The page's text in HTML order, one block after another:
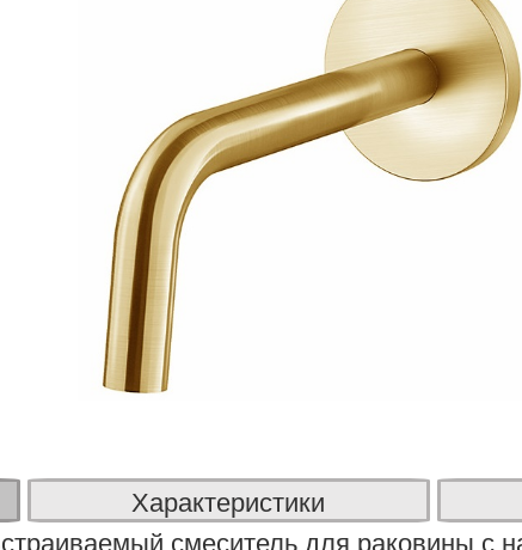
Характеристики
смеситель для раковины с